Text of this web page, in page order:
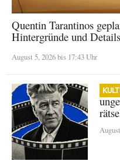
Quentin Tarantinos
Hintergründe und Details
August 5, 2026 bis 17:43 Uhr